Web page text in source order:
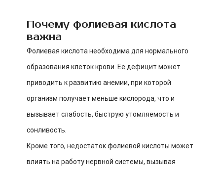
Почему фолиевая кислота
важна
Фолиевая кислота необходима для нормального
образования клеток крови. Ее дефицит может
приводить к развитию анемии, при которой
организм получает меньше кислорода, что и
вызывает слабость, быструю утомляемость и
сонливость.
Кроме того, недостаток фолиевой кислоты может
влиять на работу нервной системы, вызывая